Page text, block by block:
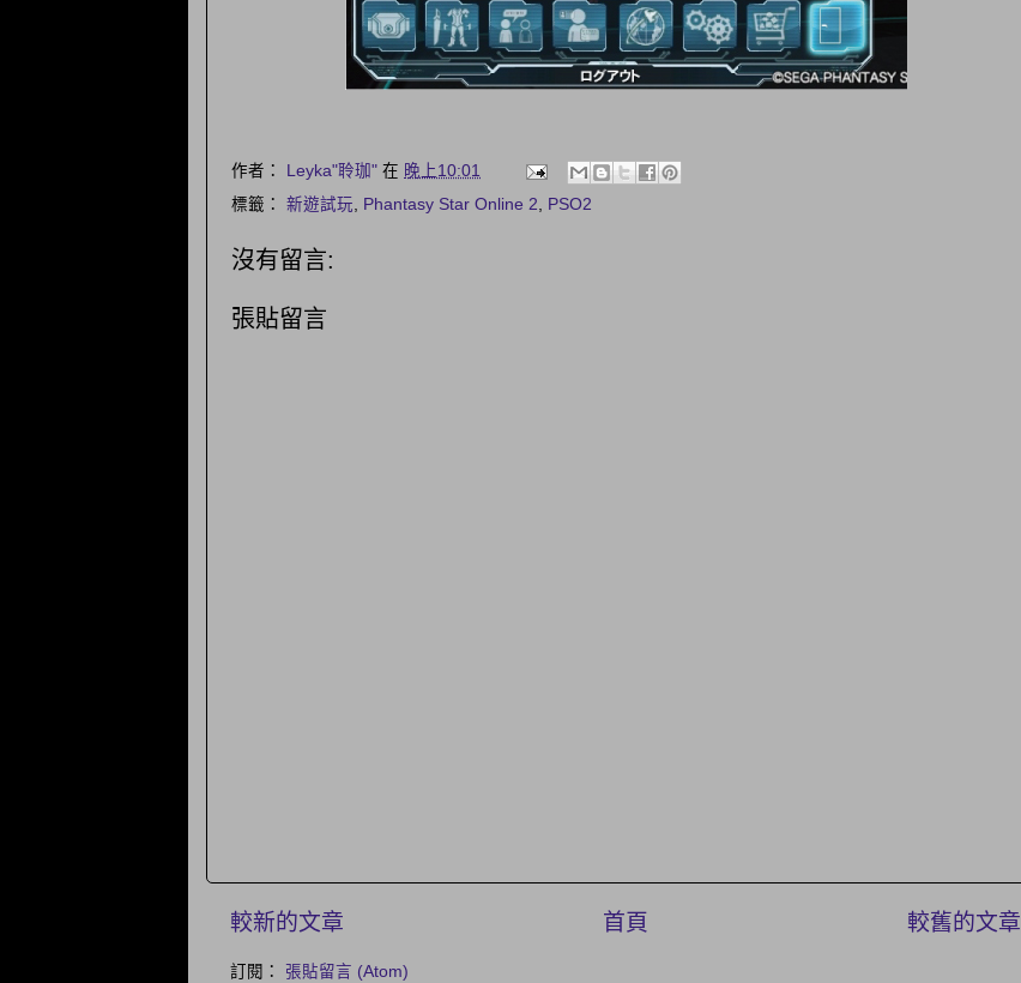
作者： Leyka"聆珈" 在 晚上10:01
標籤： 新遊試玩 Phantasy Star Online 2 PSO2
沒有留言:
張貼留言
較新的文章 較舊的文章
首頁
訂閱： 張貼留言 (Atom)